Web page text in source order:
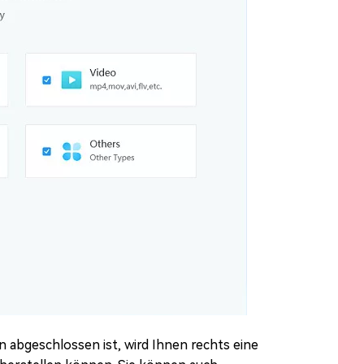
abgeschlossen ist, wird Ihnen rechts eine